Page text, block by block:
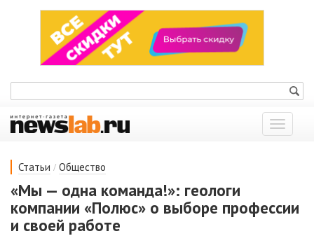
Показать
меню
Статьи / Общество
«Мы — одна команда!»: геологи
компании «Полюс» о выборе профессии
и своей работе